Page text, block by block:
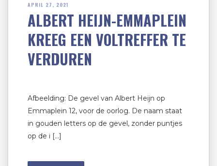
APRIL 27, 2021
ALBERT HEIJN-EMMAPLEIN
KREEG EEN VOLTREFFER TE
VERDUREN
Afbeelding: De gevel van Albert Heijn op
Emmaplein 12, voor de oorlog. De naam staat
in gouden letters op de gevel, zonder puntjes
op de i […]